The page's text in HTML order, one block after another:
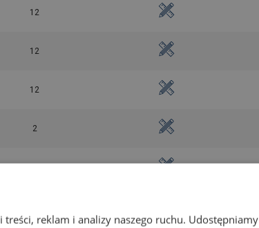
12
12
12
2
POLISH
reklam i analizy naszego ruchu. Udostępniamy